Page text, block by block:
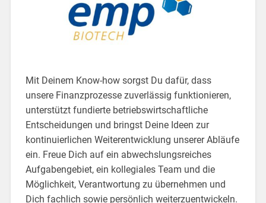
Mit Deinem Know-how sorgst Du dafür, dass
unsere Finanzprozesse zuverlässig funktionieren,
unterstützt fundierte betriebswirtschaftliche
Entscheidungen und bringst Deine Ideen zur
kontinuierlichen Weiterentwicklung unserer Abläufe
ein. Freue Dich auf ein abwechslungsreiches
Aufgabengebiet, ein kollegiales Team und die
Möglichkeit, Verantwortung zu übernehmen und
Dich fachlich sowie persönlich weiterzuentwickeln.